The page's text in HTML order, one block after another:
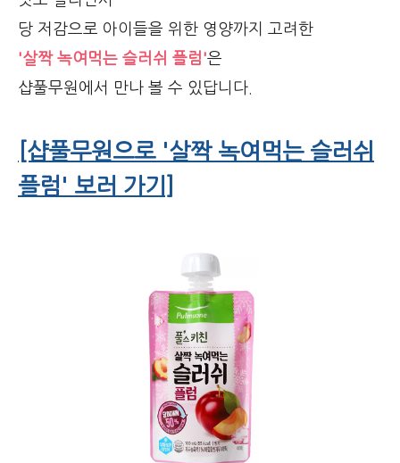
당 저감으로 아이들을 위한 영양까지 고려한
'살짝 녹여먹는 슬러쉬 플럼'은
샵풀무원에서 만나 볼 수 있답니다.
[샵풀무원으로 '살짝 녹여먹는 슬러쉬
플럼' 보러 가기]